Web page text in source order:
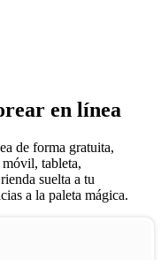
en línea
de forma gratuita,
tableta,
suelta a tu
a la paleta mágica.